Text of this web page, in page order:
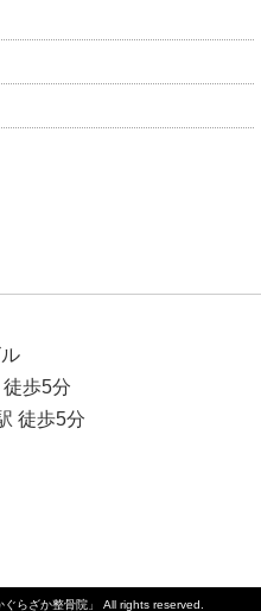
歩5分
徒歩5分
らざか整骨院」 All rights reserved.